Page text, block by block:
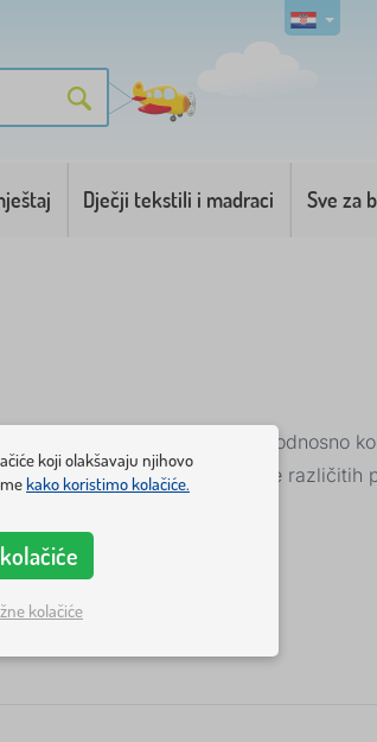
Dječji tekstili i madraci Sve za
ponudi su zapravo guralice, odnosno
se mogu prilagoditi u više različitih
koji olakšavaju njihovo
kako koristimo kolačiće.
kolačiće